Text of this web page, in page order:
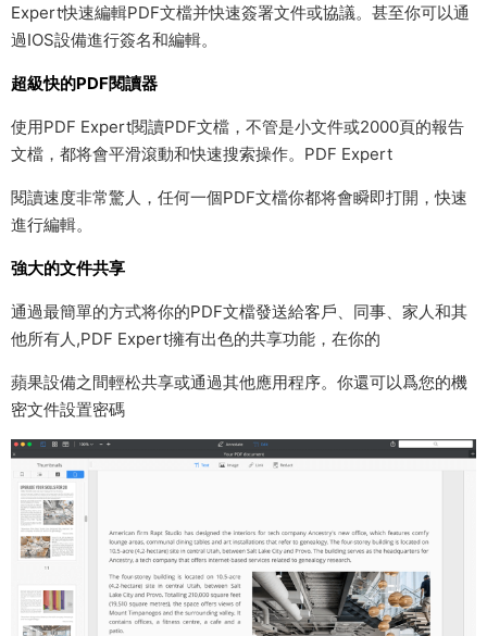
Expert快速編輯PDF文檔并快速簽署文件或協議。甚至你可以通
過IOS設備進行簽名和編輯。
超級快的PDF閱讀器
使用PDF Expert閱讀PDF文檔，不管是小文件或2000頁的報告
文檔，都将會平滑滾動和快速搜索操作。PDF Expert
閱讀速度非常驚人，任何一個PDF文檔你都将會瞬即打開，快速
進行編輯。
強大的文件共享
通過最簡單的方式将你的PDF文檔發送給客戶、同事、家人和其
他所有人,PDF Expert擁有出色的共享功能，在你的
蘋果設備之間輕松共享或通過其他應用程序。你還可以爲您的機
密文件設置密碼